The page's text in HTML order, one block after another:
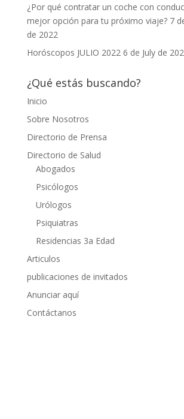
¿Por qué contratar un coche con
mejor opción para tu próximo viaje? 7
de 2022
Horóscopos JULIO 2022 6 de July de
¿Qué estás buscando?
Inicio
Sobre Nosotros
Directorio de Prensa
Directorio de Salud
Abogados
Psicólogos
Urólogos
Psiquiatras
Residencias 3a Edad
Articulos
publicaciones de invitados
Anunciar aquí
Contáctanos